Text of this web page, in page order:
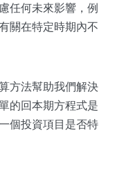
任何未來影響，例
關在特定時期內不
方法幫助我們解決
的回本期方程式是
個投資項目是否特